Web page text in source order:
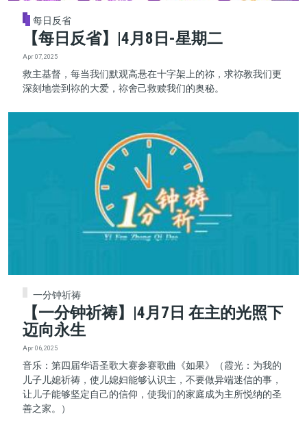
每日反省
【每日反省】|4月8日-星期二
Apr 07, 2025
救主基督，每当我们默观高悬在十字架上的祢，求祢教我们更
深刻地尝到祢的大爱，祢舍己救赎我们的奥秘。
一分钟祈祷
【一分钟祈祷】|4月7日 在主的光照下
迈向永生
Apr 06, 2025
音乐：第四届华语圣歌大赛参赛歌曲《如果》（霞光：为我的
儿子儿媳祈祷，使儿媳妇能够认识主，不要做异端迷信的事，
让儿子能够坚定自己的信仰，使我们的家庭成为主所悦纳的圣
善之家。）